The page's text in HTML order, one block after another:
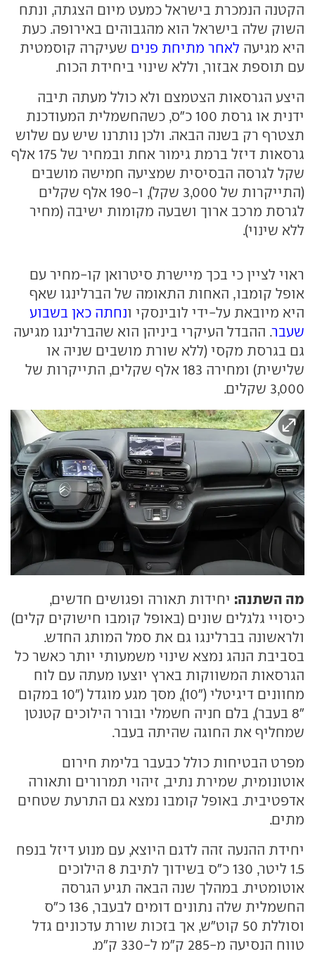
הקטנה הנמכרת בישראל כמעט מיום הצגתה, ונתח
השוק שלה בישראל הוא מהגבוהים באירופה. כעת
היא מגיעה לאחר מתיחת פנים שעיקרה קוסמטית
עם תוספת אבזור, וללא שינוי ביחידת הכוח.
היצע הגרסאות הצטמצם ולא כולל מעתה תיבה
ידנית או גרסת 100 כ"ס, כשהחשמלית המעודכנת
תצטרף רק בשנה הבאה. ולכן נותרנו שיש עם שלוש
גרסאות דיזל ברמת גימור אחת ובמחיר של 175 אלף
שקל לגרסה הבסיסית שמציעה חמישה מושבים
(התייקרות של 3,000 שקל), ו-190 אלף שקלים
לגרסת מרכב ארוך ושבעה מקומות ישיבה (מחיר
ללא שינוי).
ראוי לציין כי בכך מיישרת סיטרואן קו-מחיר עם
אופל קומבו, האחות התאומה של הברלינגו שאף
היא מיובאת על-ידי לובינסקי ונחתה כאן בשבוע
שעבר. ההבדל העיקרי ביניהן הוא שהברלינגו מגיעה
גם בגרסת מקסי (ללא שורת מושבים שניה או
שלישית) ומחירה 183 אלף שקלים, התייקרות של
3,000 שקלים.
מה השתנה: יחידות תאורה ופגושים חדשים,
כיסויי גלגלים שונים (באופל קומבו חישוקים קלים)
ולראשונה בברלינגו גם את סמל המותג החדש.
בסביבת הנהג נמצא שינוי משמעותי יותר כאשר כל
הגרסאות המשווקות בארץ יוצעו מעתה עם לוח
מחוונים דיגיטלי ("10), מסך מגע מוגדל ("10 במקום
"8 בעבר), בלם חניה חשמלי ובורר הילוכים קטנטן
שמחליף את החוגה שהיתה בעבר.
מפרט הבטיחות כולל כבעבר בלימת חירום
אוטונומית, שמירת נתיב, זיהוי תמרורים ותאורה
אדפטיבית. באופל קומבו נמצא גם התרעת שטחים
מתים.
יחידת ההנעה זהה לדגם היוצא, עם מנוע דיזל בנפח
1.5 ליטר, 130 כ"ס בשידוך לתיבת 8 הילוכים
אוטומטית. במהלך שנה הבאה תגיע הגרסה
החשמלית שלה נתונים דומים לבעבר, 136 כ"ס
וסוללת 50 קוט"ש, אך בזכות שורת עדכונים גדל
טווח הנסיעה מ-285 ק"מ ל-330 ק"מ.